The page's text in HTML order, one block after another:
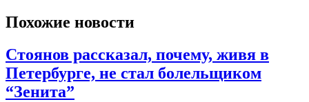
Похожие новости
Стоянов рассказал, почему, живя в
Петербурге, не стал болельщиком
“Зенита”